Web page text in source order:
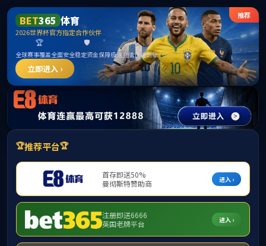
3044永利集团(中国)有限公司
首页 师资队伍 教学教务
您现在所在的位置:首页>师资队伍>校外导师
校外导师